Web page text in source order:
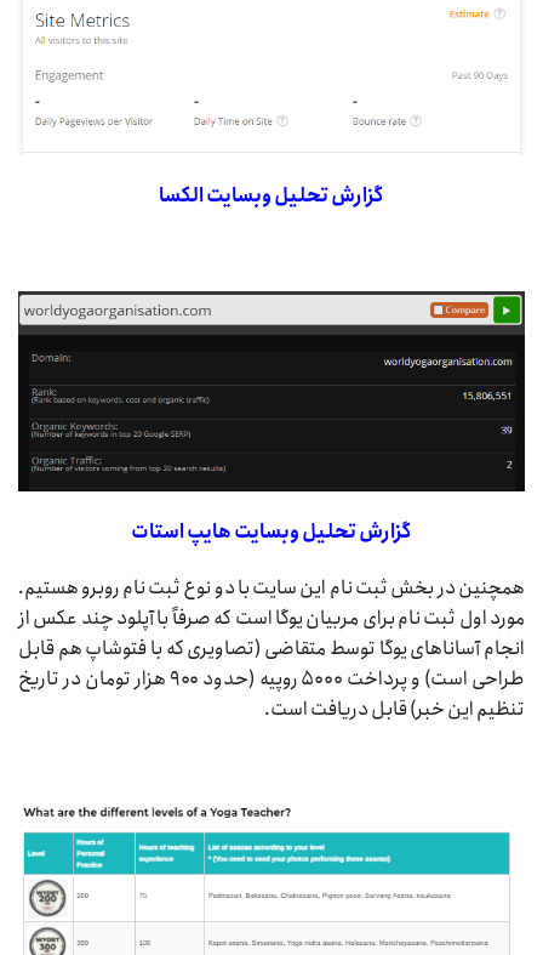
گزارش تحلیل وبسایتالکسا
گزارش تحلیل وبسایتهایپ استات
همچنین در بخش ثبت نام این سایت با دو نوع ثبت نام روبرو هستیم.
مورد اول ثبت نام برای مربیان یوگا است که صرفاً با آپلود چند عکس از
انجام آساناهای یوگا توسط متقاضی (تصاویری که با فتوشاپ هم قابل
طراحی است) و پرداخت ۵۰۰۰ روپیه (حدود ۹۰۰ هزار تومان در تاریخ
تنظیم این خبر) قابل دریافت است.